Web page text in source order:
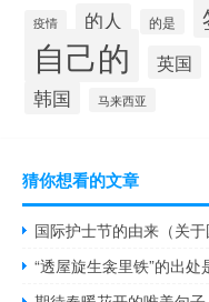
疫情 的人 的是
自己的 英国
韩国 马来西亚
猜你想看的文章
国际护士节的由来（关于
“透屋旋生衾里铁”的出处